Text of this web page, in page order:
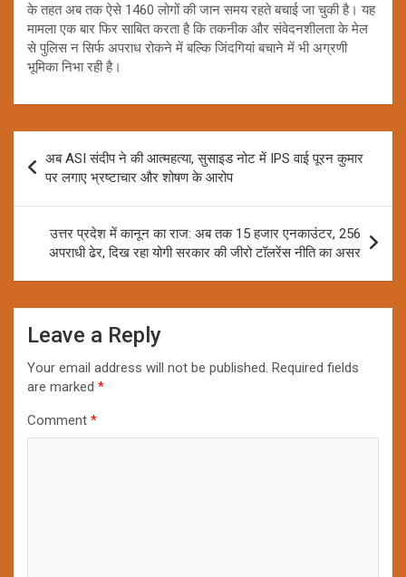
के तहत अब तक ऐसे 1460 लोगों की जान समय रहते बचाई जा चुकी है। यह
मामला एक बार फिर साबित करता है कि तकनीक और संवेदनशीलता के मेल
से पुलिस न सिर्फ अपराध रोकने में बल्कि जिंदगियां बचाने में भी अग्रणी
भूमिका निभा रही है।
navigation
अब ASI संदीप ने की आत्महत्या, सुसाइड नोट में IPS वाई पूरन कुमार
पर लगाए भ्रष्टाचार और शोषण के आरोप
उत्तर प्रदेश में कानून का राज: अब तक 15 हजार एनकाउंटर, 256
अपराधी ढेर, दिख रहा योगी सरकार की जीरो टॉलरेंस नीति का असर
Leave a Reply
Your email address will not be published. Required fields
are marked *
Comment *